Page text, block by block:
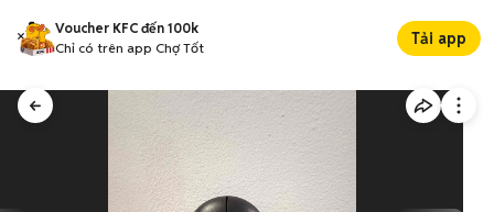
Voucher KFC đến 100k
Chỉ có trên app Chợ Tốt
Tải app